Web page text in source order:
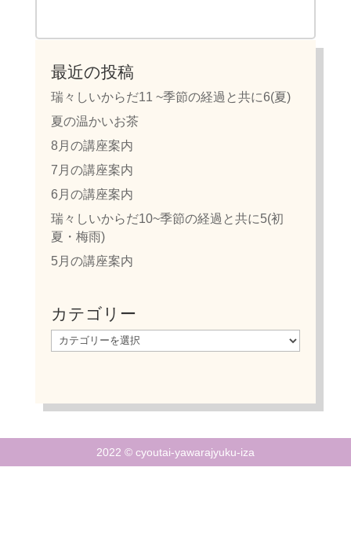
最近の投稿
瑞々しいからだ11 ~季節の経過と共に6(夏)
夏の温かいお茶
8月の講座案内
7月の講座案内
6月の講座案内
瑞々しいからだ10~季節の経過と共に5(初
夏・梅雨)
5月の講座案内
カテゴリー
カ
テ
ー
2022 © cyoutai-yawarajyuku-iza